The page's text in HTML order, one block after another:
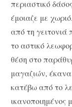
περιαστικό
έμοιαζε με
από τη γειτονιά
το αστικό
θέση στο
μαγαζιών,
κατέβω από το
ικανοποιημένος